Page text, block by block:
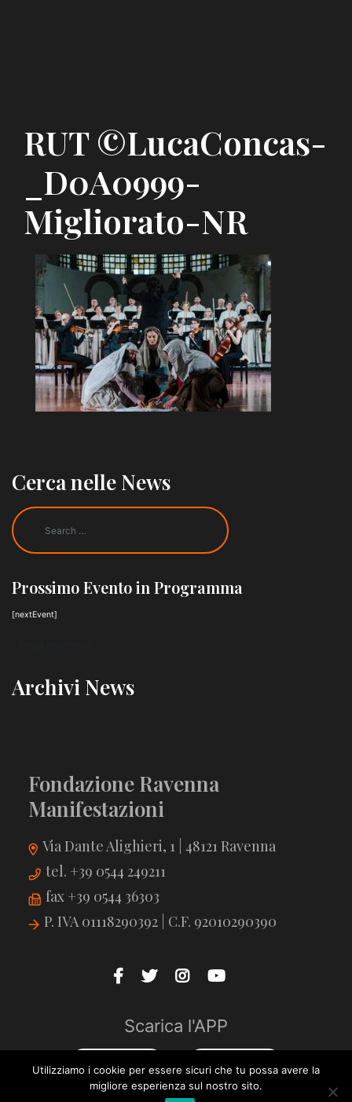
RUT ©LucaConcas-
_D0A0999-
Migliorato-NR
Cerca nelle News
Prossimo Evento in Programma
[nextEvent]
Archivi News
Fondazione Ravenna
Manifestazioni
Via Dante Alighieri, 1 | 48121 Ravenna
tel. +39 0544 249211
fax +39 0544 36303
P. IVA 01118290392 | C.F. 92010290390
Scarica l'APP
Utilizziamo i cookie per essere sicuri che tu possa avere la
migliore esperienza sul nostro sito.